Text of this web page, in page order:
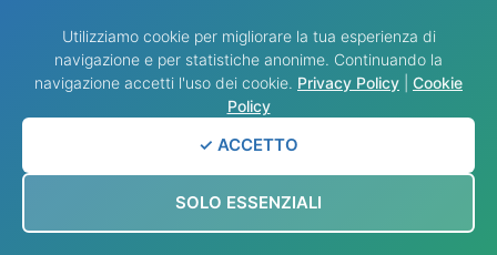
santificato il Tuo nome, venga il Tuo
Regno, sia fatta la Tua volontà come
in cielo così in terra. Dacci oggi il
nostro pane quotidiano, rimetti a
Utilizziamo cookie per migliorare la tua esperienza di
navigazione e per statistiche anonime. Continuando la
navigazione accetti l'uso dei cookie. Privacy Policy
Cookie
Policy
✓ ACCETTO
SOLO ESSENZIALI